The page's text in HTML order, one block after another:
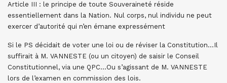
Article III : le principe de toute Souveraineté réside
essentiellement dans la Nation. Nul corps, nul individu ne peut
exercer d’autorité qui n’en émane expressément
Si le PS décidait de voter une loi ou de réviser la Constitution…Il
suffirait à M. VANNESTE (ou un citoyen) de saisir le Conseil
Constitutionnel, via une QPC…Ou s’agissant de M. VANNESTE
lors de l’examen en commission des lois.